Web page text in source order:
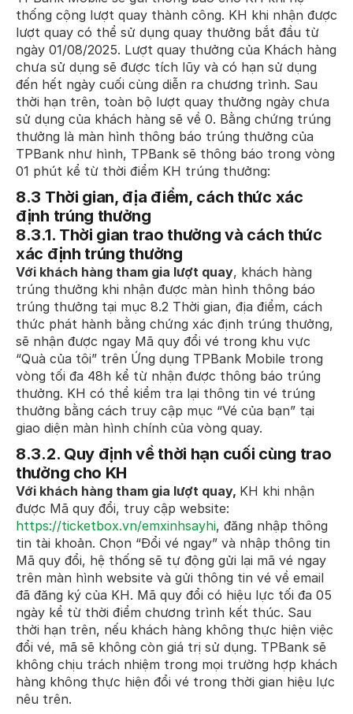
thống cộng lượt quay thành công. KH khi nhận được
lượt quay có thể sử dụng quay thưởng bắt đầu từ
ngày 01/08/2025. Lượt quay thưởng của Khách hàng
chưa sử dụng sẽ được tích lũy và có hạn sử dụng
đến hết ngày cuối cùng diễn ra chương trình. Sau
thời hạn trên, toàn bộ lượt quay thưởng ngày chưa
sử dụng của khách hàng sẽ về 0. Bằng chứng trúng
thưởng là màn hình thông báo trúng thưởng của
TPBank như hình, TPBank sẽ thông báo trong vòng
01 phút kể từ thời điểm KH trúng thưởng:
8.3 Thời gian, địa điểm, cách thức xác
định trúng thưởng
8.3.1. Thời gian trao thưởng và cách thức
xác định trúng thưởng
Với khách hàng tham gia lượt quay, khách hàng
trúng thưởng khi nhận được màn hình thông báo
trúng thưởng tại mục 8.2 Thời gian, địa điểm, cách
thức phát hành bằng chứng xác định trúng thưởng,
sẽ nhận được ngay Mã quy đổi vé trong khu vực
“Quà của tôi” trên Ứng dụng TPBank Mobile trong
vòng tối đa 48h kể từ nhận được thông báo trúng
thưởng. KH có thể kiểm tra lại thông tin vé trúng
thưởng bằng cách truy cập mục “Vé của bạn” tại
giao diện màn hình chính của vòng quay.
8.3.2. Quy định về thời hạn cuối cùng trao
thưởng cho KH
Với khách hàng tham gia lượt quay, KH khi nhận
được Mã quy đổi, truy cập website:
https://ticketbox.vn/emxinhsayhi, đăng nhập thông
tin tài khoản. Chọn “Đổi vé ngay” và nhập thông tin
Mã quy đổi, hệ thống sẽ tự động gửi lại mã vé ngay
trên màn hình website và gửi thông tin vé về email
đã đăng ký của KH. Mã quy đổi có hiệu lực tối đa 05
ngày kể từ thời điểm chương trình kết thúc. Sau
thời hạn trên, nếu khách hàng không thực hiện việc
đổi vé, mã sẽ không còn giá trị sử dụng. TPBank sẽ
không chịu trách nhiệm trong mọi trường hợp khách
hàng không thực hiện đổi vé trong thời gian hiệu lực
nêu trên.